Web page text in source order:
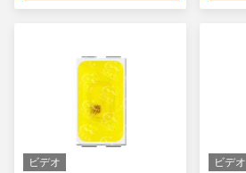
1W For Outdoor portable
ビデオ ビデオ